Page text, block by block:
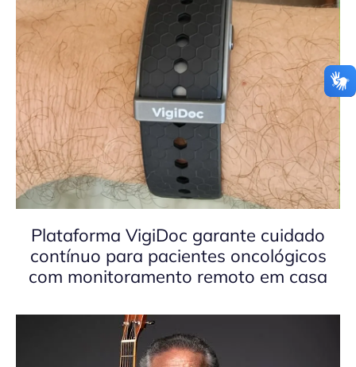
Plataforma VigiDoc garante cuidado
contínuo para pacientes oncológicos
com monitoramento remoto em casa